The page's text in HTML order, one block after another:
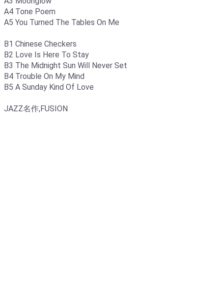
A4 Tone Poem
A5 You Turned The Tables On Me
B1 Chinese Checkers
B2 Love Is Here To Stay
B3 The Midnight Sun Will Never Set
B4 Trouble On My Mind
B5 A Sunday Kind Of Love
JAZZ名作,FUSION